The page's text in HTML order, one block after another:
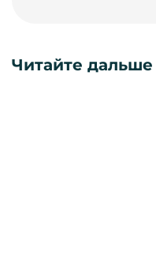
Читайте дальше